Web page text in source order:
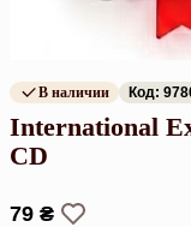
В наличии Код:
International
CD
79 ₴